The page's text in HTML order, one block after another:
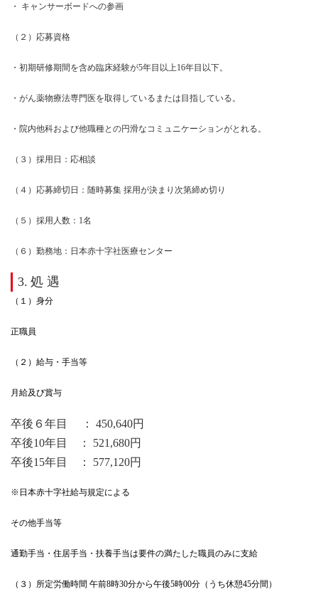
・ キャンサーボードへの参画
（２）応募資格
・初期研修期間を含め臨床経験が5年目以上16年目以下。
・がん薬物療法専門医を取得しているまたは目指している。
・院内他科および他職種との円滑なコミュニケーションがとれる。
（３）採用日：応相談
（４）応募締切日：随時募集 採用が決まり次第締め切り
（５）採用人数：1名
（６）勤務地：日本赤十字社医療センター
3. 処 遇
（１）身分
正職員
（２）給与・手当等
月給及び賞与
卒後６年目 ： 450,640円
卒後10年目 ： 521,680円
卒後15年目 ： 577,120円
※日本赤十字社給与規定による
その他手当等
通勤手当・住居手当・扶養手当は要件の満たした職員のみに支給
（３）所定労働時間 午前8時30分から午後5時00分（うち休憩45分間）